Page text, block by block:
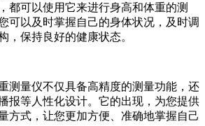
都可以使用它来进行身高和体重的测
可以及时掌握自己的身体状况，及时调
，保持良好的健康状态。
测量仪不仅具备高精度的测量功能，还
报等人性化设计。它的出现，为您提供
方式，让您更加方便、准确地掌握自己